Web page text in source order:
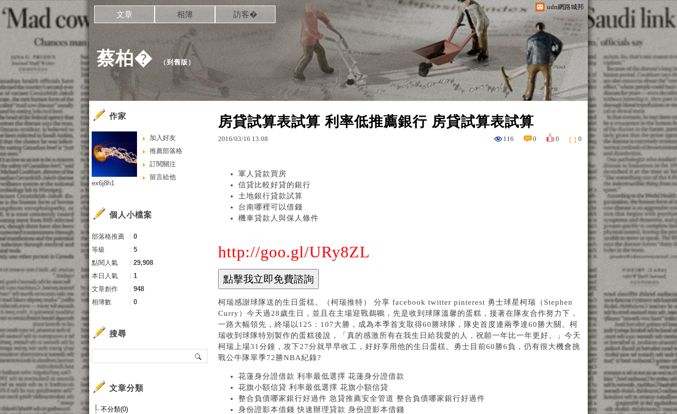
udn網路城邦
蔡柏� （到舊版 ）
文章 相簿 訪客�
房貸試算表試算 利率低推薦銀行 房貸試算表試算
2016/03/16 13:08 116 0 0 0
軍人貸款買房
信貸比較好貸的銀行
土地銀行貸款試算
台南哪裡可以借錢
機車貸款人與保人條件
http://goo.gl/URy8ZL
柯瑞感謝球隊送的生日蛋榚。（柯瑞推特） 分享 facebook twitter pinterest 勇士球星柯瑞（Stephen
Curry）今天過28歲生日，並且在主場迎戰鵜鶘，先是收到球隊溫馨的蛋糕，接著在隊友合作努力下，
一路大幅領先，終場以125：107大勝，成為本季首支取得60勝球隊，隊史首度連兩季達60勝大關。柯
瑞收到球隊特別製作的蛋糕後說，「真的感激所有在我生日給我愛的人，祝願一年比一年更好。」今天
柯瑞上場31分鐘，攻下27分就早早收工，好好享用他的生日蛋榚。勇士目前60勝6負，仍有很大機會挑
戰公牛隊單季72勝NBA紀錄?
花蓮身分證借款 利率最低選擇 花蓮身分證借款
花旗小額信貸 利率最低選擇 花旗小額信貸
整合負債哪家銀行好過件 急貸推薦安全管道 整合負債哪家銀行好過件
身份證影本借錢 快速辦理貸款 身份證影本借錢
作家
加入好友
推薦部落格
訂閱關注
留言給他
ex6j8h1
個人小檔案
部落格推薦 ： 0
等級
： 5
點閱人氣
： 29,908
本日人氣
： 1
文章創作
： 948
相簿數
： 0
搜尋
文章分類
不分類(0)